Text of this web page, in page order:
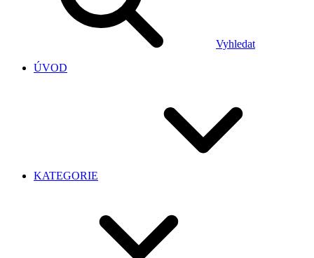
Vyhledat
ÚVOD
KATEGORIE